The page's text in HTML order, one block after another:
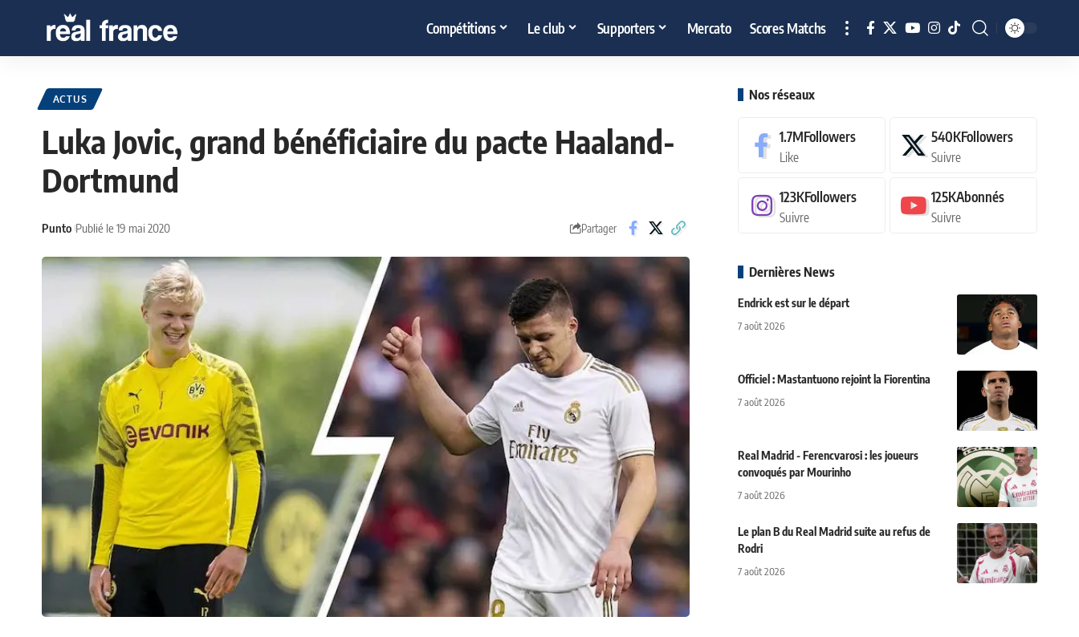
Compétitions Le club Supporters Mercato Scores Matchs
ACTUS
Luka Jovic, grand bénéficiaire du pacte Haaland-
Dortmund
Punto Publié le 19 mai 2020 Partager
Nos réseaux
1.7MFollowers
Like
540KFollowers
Suivre
123KFollowers
Suivre
125KAbonnés
Suivre
Dernières News
Endrick est sur le départ
7 août 2026
Officiel : Mastantuono rejoint la Fiorentina
7 août 2026
Real Madrid - Ferencvarosi : les joueurs
convoqués par Mourinho
7 août 2026
Le plan B du Real Madrid suite au refus de
Rodri
7 août 2026